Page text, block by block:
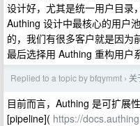
设计好，尤其是统一用户目录
Authing 设计中最核心的用户
的，我们有很多客户就是因为
最后选择用 Authing 重构用户
Replied to a topic by bfqymmt › 关
目前而言，Authing 是可扩展
[pipeline]( https://